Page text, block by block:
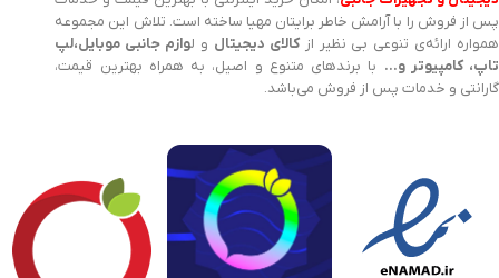
پس از فروش را با آرامش خاطر برایتان مهیا ساخته است. تلاش این مجموعه
همواره ارائه‌ی تنوعی بی نظیر ازکالای دیجیتال و لوازم جانبی موبایل،لپ
تاپ، کامپیوتر و… با برندهای متنوع و اصیل، به همراه بهترین قیمت،
گارانتی و خدمات پس از فروش می‌باشد.